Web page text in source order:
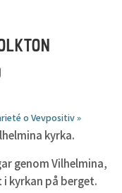
o Vevpositiv»
kyrka.
genom Vilhelmina,
kyrkan på berget.